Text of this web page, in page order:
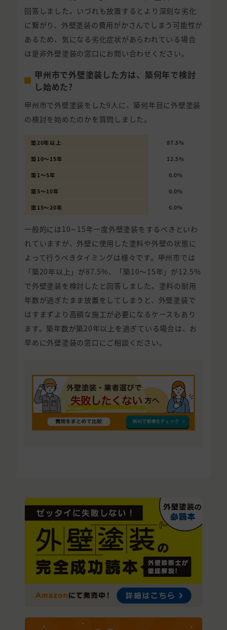
回答しました。いづれも放置するとより深刻な劣化
に繋がり、外壁塗装の費用がかさんでしまう可能性が
あるため、気になる劣化症状があらわれている場合
は是非外壁塗装の窓口にお問い合わせください。
甲州市で外壁塗装した方は、築何年で検討
し始めた?
甲州市で外壁塗装をした9人に、築何年目に外壁塗装
の検討を始めたのかを質問しました。
築20年以上 87.5%
築10〜15年 12.5%
築1〜5年 0.0%
築5〜10年 0.0%
築15〜20年 0.0%
一般的には10∼15年一度外壁塗装をするべきといわ
れていますが、外壁に使用した塗料や外壁の状態に
よって行うべきタイミングは様々です。甲州市では
「築20年以上」が87.5%、「築10〜15年」が12.5%
で外壁塗装を検討したと回答しました。塗料の耐用
年数が過ぎたまま放置をしてしまうと、外壁塗装で
はすまずより高額な施工が必要になるケースもあり
ます。築年数が築20年以上を過ぎている場合は、お
早めに外壁塗装の窓口にご相談ください。